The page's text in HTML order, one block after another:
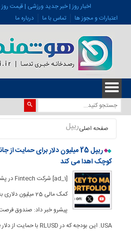
اخبار روز | خبر جدید ورزشی | قیمت روز
اعتبارات و مجوز ها
تماس با ما درباره ما
صفحه اصلیریپل
ریپل 25 میلیون دلار برای حمایت
کوچک اهدا می کند
کمک مالی 25